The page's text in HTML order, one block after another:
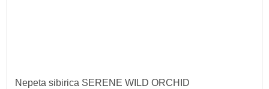
Nepeta sibirica SERENE WILD ORCHID